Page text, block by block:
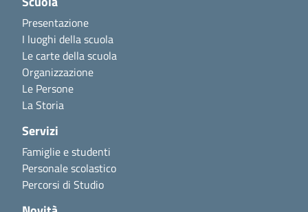
Presentazione
I luoghi della scuola
Le carte della scuola
Organizzazione
Le Persone
La Storia
Servizi
Famiglie e studenti
Personale scolastico
Percorsi di Studio